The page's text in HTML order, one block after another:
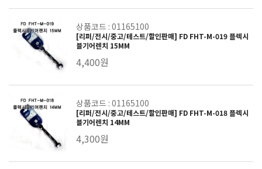
상품코드 : 01165100
[리퍼/전시/중고/테스트/할인판매] FD FHT-M-019 플렉시
블기어렌치 15MM
4,400원
상품코드 : 01165100
[리퍼/전시/중고/테스트/할인판매] FD FHT-M-018 플렉시
블기어렌치 14MM
4,300원